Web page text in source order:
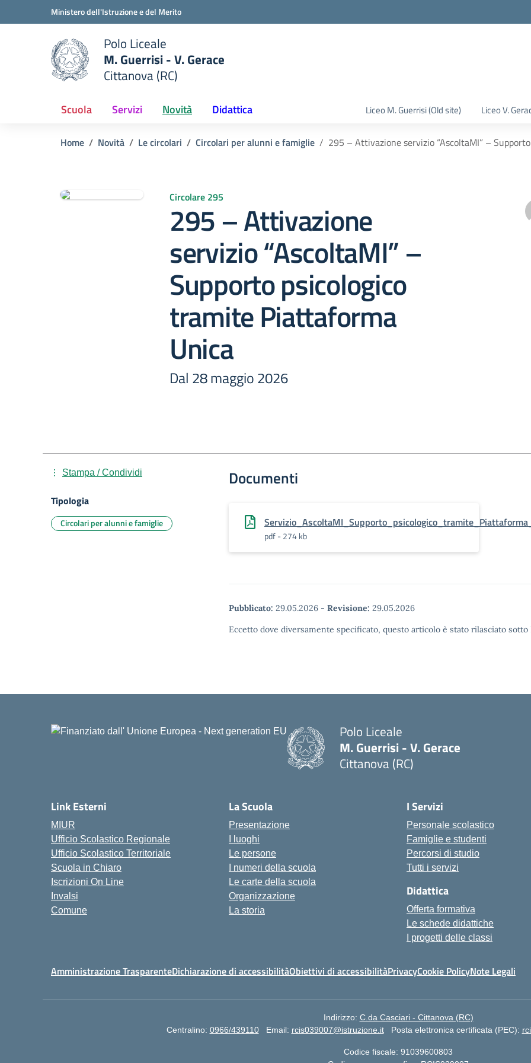
Ministero dell'Istruzione e del Merito
scuola
Polo Liceale
M. Guerrisi - V. Gerace
Cittanova (RC)
Scuola Servizi Novità Didattica Liceo M. Guerrisi (Old site) Liceo V.
Home Novità Le circolari Circolari per alunni e famiglie 295 – Attivazione servizio “AscoltaMI” –
Circolare 295
295 – Attivazione
servizio “AscoltaMI” –
Supporto psicologico
tramite Piattaforma
Unica
Dal 28 maggio 2026
Documenti
pdf - 274 kb
Pubblicato: 29.05.2026 - Revisione: 29.05.2026
Eccetto dove diversamente specificato, questo articolo è stato rilasciato
Stampa / Condividi
Tipologia
Circolari per alunni e famiglie
Polo Liceale
M. Guerrisi - V. Gerace
Cittanova (RC)
Link Esterni
MIUR
Ufficio Scolastico Regionale
Ufficio Scolastico Territoriale
Scuola in Chiaro
Iscrizioni On Line
Invalsi
Comune
La Scuola
Presentazione
I luoghi
Le persone
I numeri della scuola
Le carte della scuola
Organizzazione
La storia
I Servizi
Personale scolastico
Famiglie e studenti
Percorsi di studio
Tutti i servizi
Didattica
Offerta formativa
Le schede didattiche
I progetti delle classi
Amministrazione TrasparenteDichiarazione di accessibilitàObiettivi di accessibilitàPrivacyCookie PolicyNote Legali
Indirizzo: C.da Casciari - Cittanova (RC)
Centralino: 0966/439110 Email: rcis039007@istruzione.it Posta elettronica certificata (PEC):
Codice fiscale: 91039600803